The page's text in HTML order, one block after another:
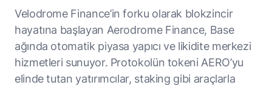
Velodrome Finance’in forku olarak blokzincir
hayatına başlayan Aerodrome Finance, Base
ağında otomatik piyasa yapıcı ve likidite merkezi
hizmetleri sunuyor. Protokolün tokeni AERO’yu
elinde tutan yatırımcılar, staking gibi araçlarla